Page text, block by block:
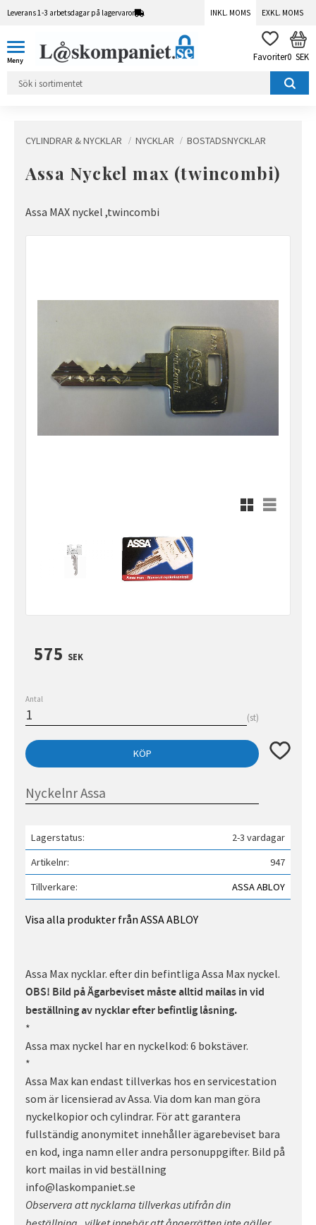
Leverans 1-3 arbetsdagar på lagervaror INKL. MOMS EXKL. MOMS
FAVORITER
0 SEK
CYLINDRAR & NYCKLAR NYCKLAR BOSTADSNYCKLAR
Assa Nyckel max (twincombi)
Assa MAX nyckel ,twincombi
Rutnätsvy
Listvy
575 SEK
Antal
st
KÖP Lägg till
Lagerstatus
2-3 vardagar
Artikelnr
947
Tillverkare
ASSA ABLOY
Visa alla produkter från ASSA ABLOY
Assa Max nycklar. efter din befintliga Assa Max nyckel.
OBS! Bild på Ägarbeviset måste alltid mailas in vid
beställning av nycklar efter befintlig låsning.
*
Assa max nyckel har en nyckelkod: 6 bokstäver.
*
Assa Max kan endast tillverkas hos en servicestation
som är licensierad av Assa. Via dom kan man göra
nyckelkopior och cylindrar. För att garantera
fullständig anonymitet innehåller ägarebeviset bara
en kod, inga namn eller andra personuppgifter. Bild på
kort mailas in vid beställning
info@laskompaniet.se
Observera att nycklarna tillverkas utifrån din